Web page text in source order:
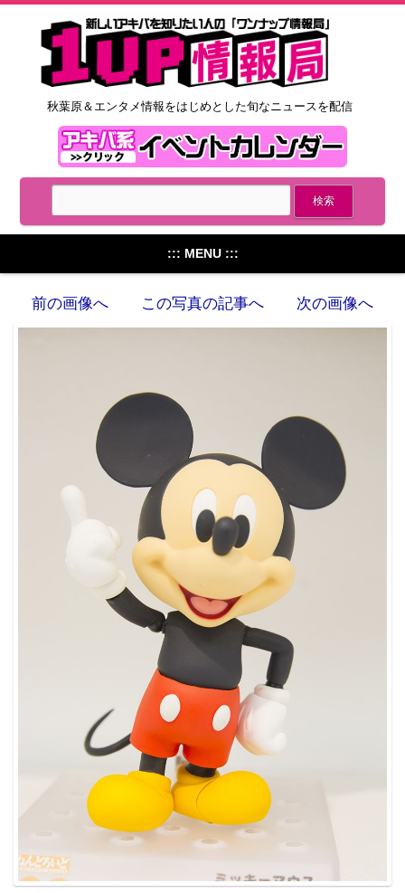
秋葉原＆エンタメ情報をはじめとした旬なニュースを配信
::: MENU :::
前の画像へ この写真の記事へ 次の画像へ